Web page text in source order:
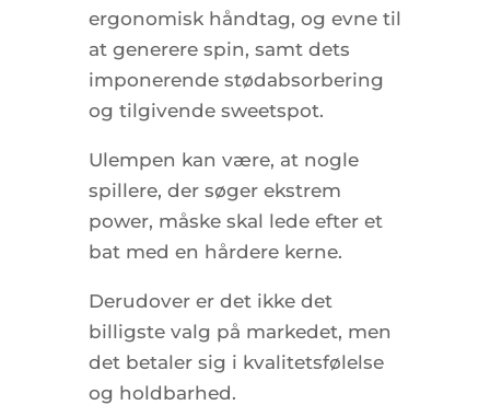
ergonomisk håndtag, og evne til
at generere spin, samt dets
imponerende stødabsorbering
og tilgivende sweetspot.
Ulempen kan være, at nogle
spillere, der søger ekstrem
power, måske skal lede efter et
bat med en hårdere kerne.
Derudover er det ikke det
billigste valg på markedet, men
det betaler sig i kvalitetsfølelse
og holdbarhed.